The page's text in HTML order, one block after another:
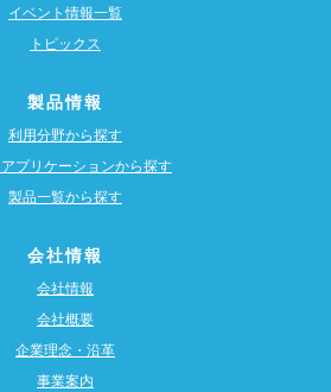
イベント情報一覧
トピックス
製品情報
利用分野から探す
プリケーションから探す
製品一覧から探す
会社情報
会社情報
会社概要
企業理念・沿革
事業案内